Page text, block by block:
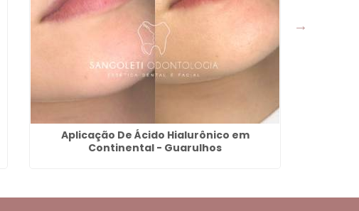
Aplicação De Ácido Hialurônico em
Continental - Guarulhos